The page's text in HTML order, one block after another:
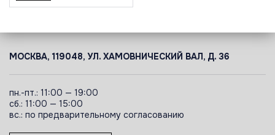
МОСКВА, 119048, УЛ. ХАМОВНИЧЕСКИЙ ВАЛ, Д. 36
пн.-пт.: 11:00 — 19:00
сб.: 11:00 — 15:00
вс.: по предварительному согласованию